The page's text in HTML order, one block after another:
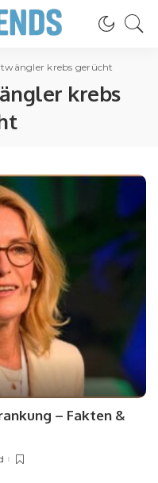
krebs gerücht
krebs
– Fakten &